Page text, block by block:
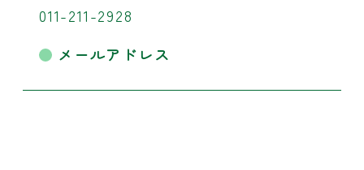
011-211-2928
メールアドレス